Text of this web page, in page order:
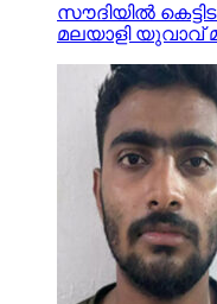
സൗദിയില്‍
മലയാളി യുവാവ്